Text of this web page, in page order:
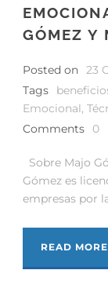
GÓMEZ Y
Posted on 23
Tags
Emocional,
Comments
0
Sobre Majo
Gómez es
empresas por
READ MORE